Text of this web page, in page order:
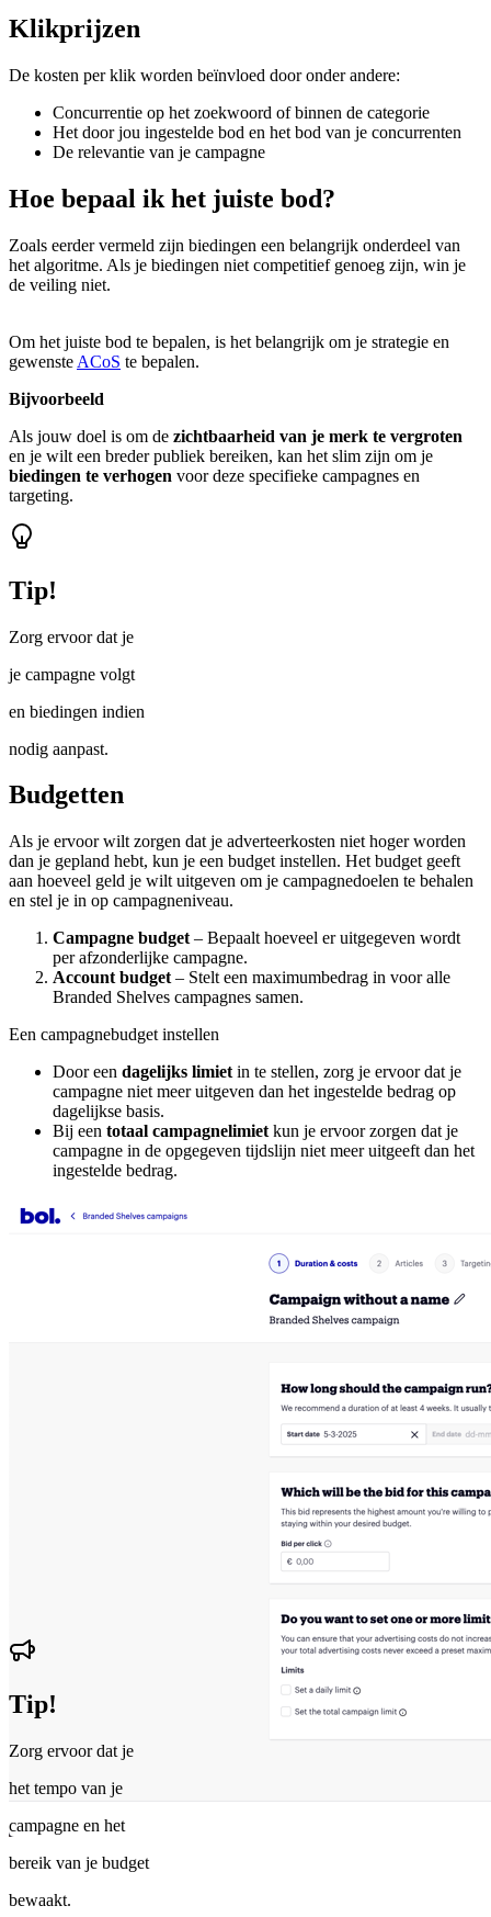
Klikprijzen
De kosten per klik worden beïnvloed door onder andere:
Concurrentie op het zoekwoord of binnen de categorie
Het door jou ingestelde bod en het bod van je concurrenten
De relevantie van je campagne
Hoe bepaal ik het juiste bod?
Zoals eerder vermeld zijn biedingen een belangrijk onderdeel van
het algoritme. Als je biedingen niet competitief genoeg zijn, win je
de veiling niet.
Om het juiste bod te bepalen, is het belangrijk om je strategie en
gewenste ACoS te bepalen.
Bijvoorbeeld
Als jouw doel is om de zichtbaarheid van je merk te vergroten
en je wilt een breder publiek bereiken, kan het slim zijn om je
biedingen te verhogen voor deze specifieke campagnes en
targeting.
Tip!
Zorg ervoor dat je
je campagne volgt
en biedingen indien
nodig aanpast.
Budgetten
Als je ervoor wilt zorgen dat je adverteerkosten niet hoger worden
dan je gepland hebt, kun je een budget instellen. Het budget geeft
aan hoeveel geld je wilt uitgeven om je campagnedoelen te behalen
en stel je in op campagneniveau.
Campagne budget – Bepaalt hoeveel er uitgegeven wordt
per afzonderlijke campagne.
Account budget – Stelt een maximumbedrag in voor alle
Branded Shelves campagnes samen.
Een campagnebudget instellen
Door een dagelijks limiet in te stellen, zorg je ervoor dat je
campagne niet meer uitgeven dan het ingestelde bedrag op
dagelijkse basis.
Bij een totaal campagnelimiet kun je ervoor zorgen dat je
campagne in de opgegeven tijdslijn niet meer uitgeeft dan het
ingestelde bedrag.
Tip!
Zorg ervoor dat je
het tempo van je
campagne en het
bereik van je budget
bewaakt.